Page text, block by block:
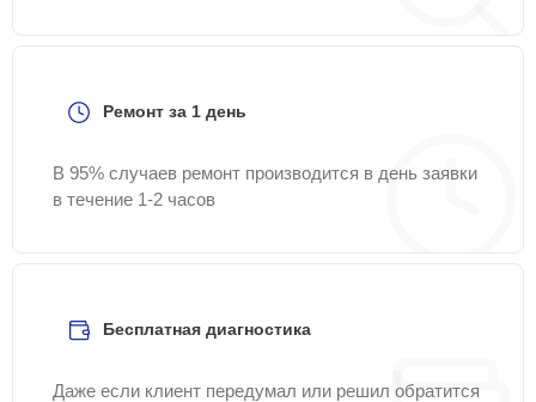
Ремонт за 1 день
В 95% случаев ремонт производится в день заявки
в течение 1-2 часов
Бесплатная диагностика
Даже если клиент передумал или решил обратится